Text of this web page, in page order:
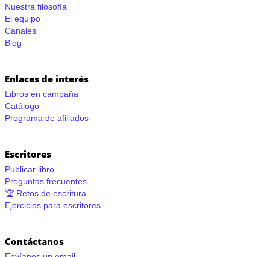
Nuestra filosofía
El equipo
Canales
Blog
Enlaces de interés
Libros en campaña
Catálogo
Programa de afiliados
Escritores
Publicar libro
Preguntas frecuentes
🏆 Retos de escritura
Ejercicios para escritores
Contáctanos